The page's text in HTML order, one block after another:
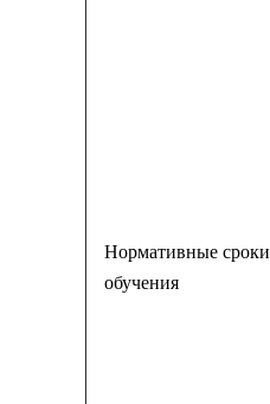
Нормативные сроки
обучения